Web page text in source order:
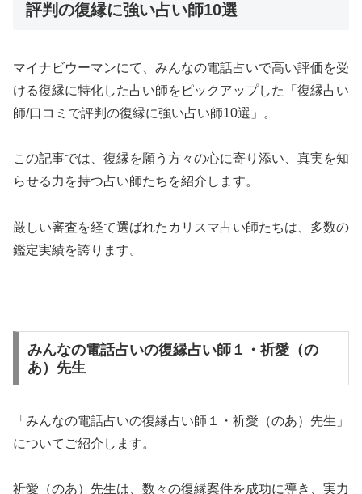
評判の復縁に強い占い師10選
マイナビウーマンにて、みんなの電話占いで高い評価を受
ける復縁に特化した占い師をピックアップした「復縁占い
師/口コミで評判の復縁に強い占い師10選」。
この記事では、復縁を願う方々の心に寄り添い、真実を知
らせる力を持つ占い師たちを紹介します。
厳しい審査を経て選ばれたカリスマ占い師たちは、多数の
鑑定実績を誇ります。
みんなの電話占いの復縁占い師１・祈愛（の
あ）先生
「みんなの電話占いの復縁占い師１・祈愛（のあ）先生」
についてご紹介します。
祈愛（のあ）先生は、数々の復縁案件を成功に導き、実力